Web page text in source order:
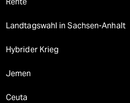
Landtagswahl in Sachsen-Anhalt
Hybrider Krieg
Jemen
Ceuta